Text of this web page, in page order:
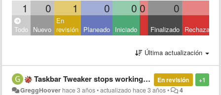
1 0 1 0 0 0 0
Todo Nuevo
En
revisión Planeado Iniciado Finalizado Rechazado
Última actualización
+1
En revisión
Taskbar Tweaker stops working when application is maximized from the tool tray
GreggHoover hace 3 años•actualizado hace 3 años• 4